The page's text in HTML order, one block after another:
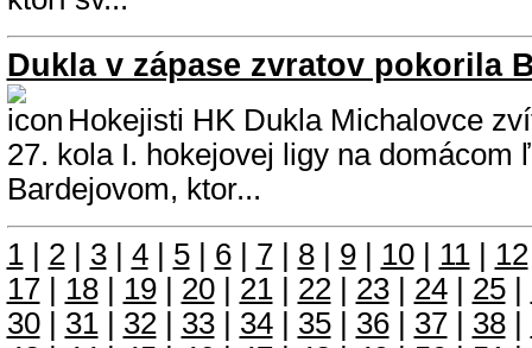
Dukla v zápase zvratov pokorila
Hokejisti HK Dukla Michalovce
27. kola I. hokejovej ligy na domácom
Bardejovom, ktor...
1| 2| 3| 4| 5| 6| 7| 8| 9| 10| 11| 12
17| 18| 19| 20| 21| 22| 23| 24| 25|
30| 31| 32| 33| 34| 35| 36| 37| 38|